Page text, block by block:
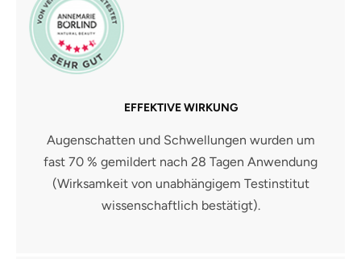
EFFEKTIVE WIRKUNG
Augenschatten und Schwellungen wurden um
fast 70 % gemildert nach 28 Tagen Anwendung
(Wirksamkeit von unabhängigem Testinstitut
wissenschaftlich bestätigt).